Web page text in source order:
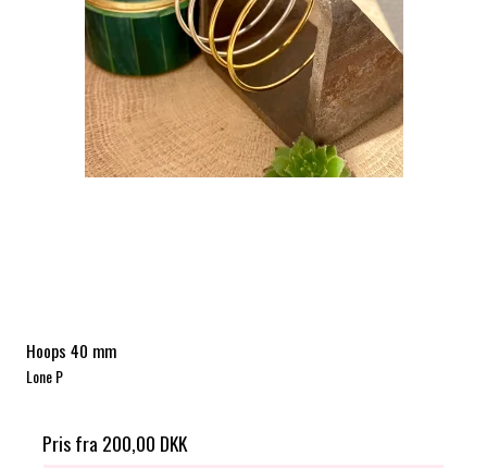
Hoops 40 mm
Lone P
Pris fra 200,00 DKK